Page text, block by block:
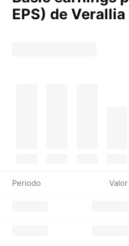
EPS) de Verallia
Periodo Valor